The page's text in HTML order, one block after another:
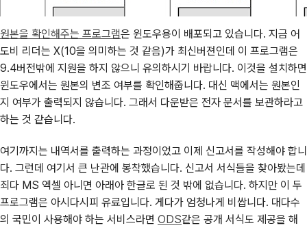
원본을 확인해주는 프로그램은 윈도우용이 배포되고 있습니다. 지금 어
도비 리더는 X(10을 의미하는 것 같음)가 최신버젼인데 이 프로그램은
9.4버전밖에 지원을 하지 않으니 유의하시기 바랍니다. 이것을 설치하면
윈도우에서는 원본의 변조 여부를 확인해줍니다. 대신 맥에서는 원본인
지 여부가 출력되지 않습니다. 그래서 다운받은 전자 문서를 보관하라고
하는 것 같습니다.
여기까지는 내역서를 출력하는 과정이었고 이제 신고서를 작성해야 합니
다. 그런데 여기서 큰 난관에 봉착했습니다. 신고서 서식들을 찾아봤는데
죄다 MS 엑셀 아니면 아래아 한글로 된 것 밖에 없습니다. 하지만 이 두
프로그램은 아시다시피 유료입니다. 게다가 엄청나게 비쌉니다. 대다수
의 국민이 사용해야 하는 서비스라면 ODS같은 공개 서식도 제공을 해